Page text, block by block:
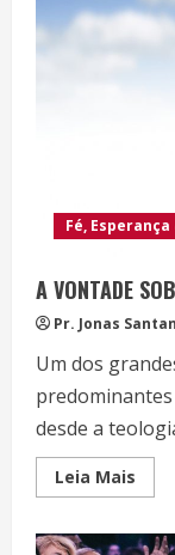
Fé,
A VONTADE
Pr. Jonas
Um dos
desde a
Leia Mais
more